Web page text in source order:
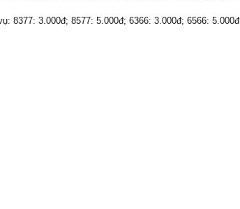
8377: 3.000đ; 8577: 5.000đ; 6366: 3.000đ; 6566: 5.000đ